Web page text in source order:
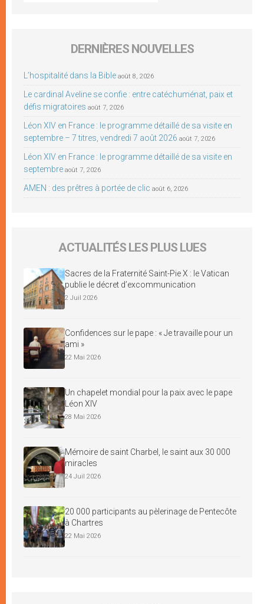
DERNIÈRES NOUVELLES
L’hospitalité dans la Bible août 8, 2026
Le cardinal Aveline se confie : entre catéchuménat, paix et
défis migratoires août 7, 2026
Léon XIV en France : le programme détaillé de sa visite en
septembre – 7 titres, vendredi 7 août 2026 août 7, 2026
Léon XIV en France : le programme détaillé de sa visite en
septembre août 7, 2026
AMEN : des prêtres à portée de clic août 6, 2026
ACTUALITÉS LES PLUS LUES
Sacres de la Fraternité Saint-Pie X : le Vatican
publie le décret d’excommunication
2 Juil 2026
Confidences sur le pape : « Je travaille pour un
ami »
22 Mai 2026
Un chapelet mondial pour la paix avec le pape
Léon XIV
28 Mai 2026
Mémoire de saint Charbel, le saint aux 30 000
miracles
24 Juil 2026
20 000 participants au pèlerinage de Pentecôte
à Chartres
22 Mai 2026